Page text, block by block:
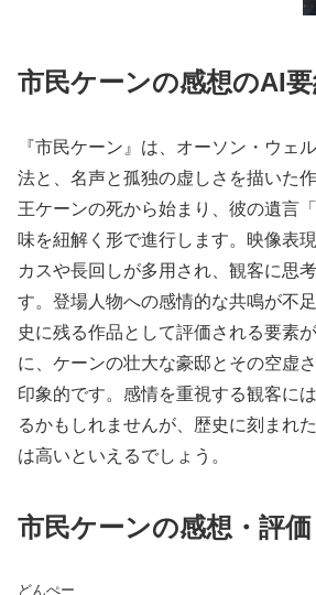
市民ケーンの感想のAI
『市民ケーン』は、オーソン・ウェ
法と、名声と孤独の虚しさを描いた
王ケーンの死から始まり、彼の遺言
味を紐解く形で進行します。映像表
カスや長回しが多用され、観客に思
す。登場人物への感情的な共鳴が不
史に残る作品として評価される要素
に、ケーンの壮大な豪邸とその空虚
印象的です。感情を重視する観客に
るかもしれませんが、歴史に刻まれ
は高いといえるでしょう。
市民ケーンの感想・評価
どんぺー